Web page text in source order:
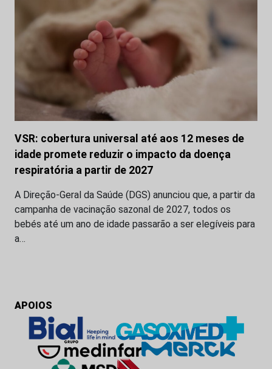
VSR: cobertura universal até aos 12 meses de
idade promete reduzir o impacto da doença
respiratória a partir de 2027
A Direção-Geral da Saúde (DGS) anunciou que, a partir da
campanha de vacinação sazonal de 2027, todos os
bebés até um ano de idade passarão a ser elegíveis para
a…
APOIOS